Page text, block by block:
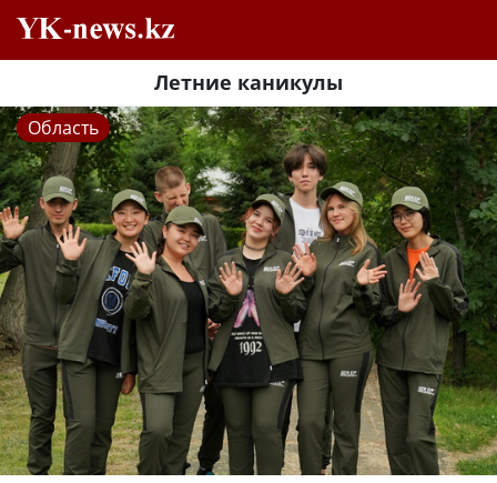
Летние каникулы
Область